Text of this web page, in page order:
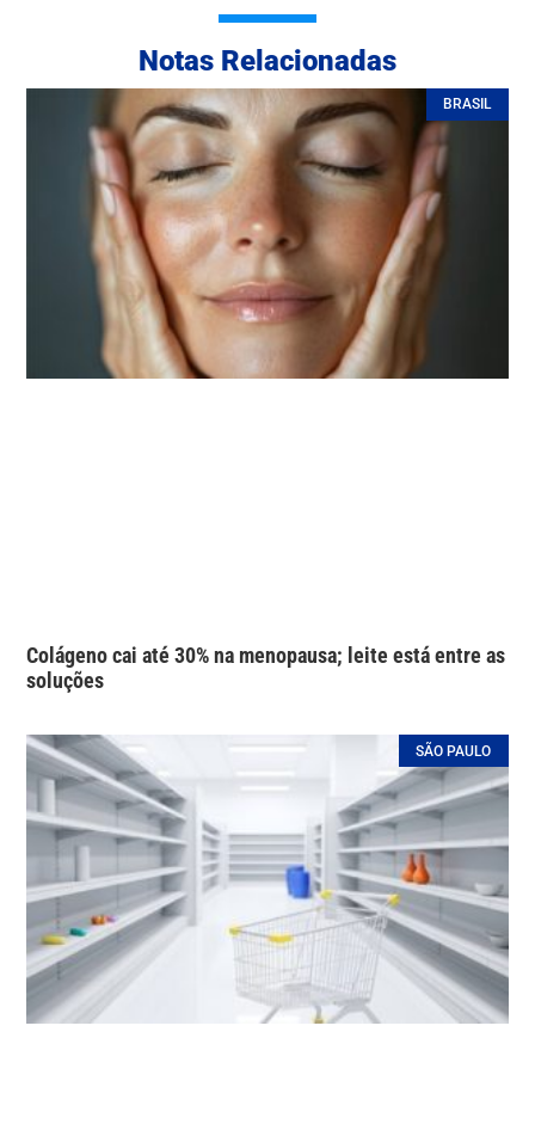
Notas Relacionadas
BRASIL
Colágeno cai até 30% na menopausa; leite está entre as
soluções
SÃO PAULO